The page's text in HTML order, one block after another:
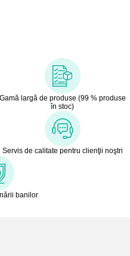
Gamă largă de produse (99 % produse
în stoc)
Servis de calitate pentru clienţii noştri
banilor